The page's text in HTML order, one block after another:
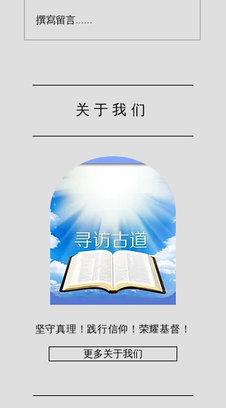
（莱尔）
撰寫留言......
关于我们
坚守真理！践行信仰！荣耀基督！
更多关于我们